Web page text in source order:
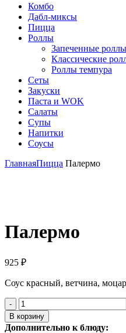
Комбо
Дабл-миксы
Пицца
Роллы
Запеченные роллы
Классические
Роллы темпура
Сеты
Закуски
Паста и WOK
Салаты
Супы
Напитки
Соусы
ГлавнаяПицца Палермо
Палермо
925 ₽
Соус красный, ветчина,
Количество
товара
Палермо
В корзину
Дополнительно к блюду: